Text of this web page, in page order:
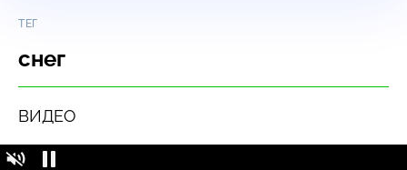
ТЕГ
снег
ВИДЕО